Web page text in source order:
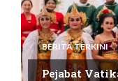
BERITA TERKINI
Pejabat